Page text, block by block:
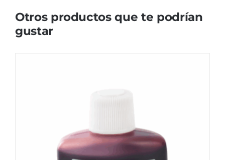
Otros productos que te podrían
gustar